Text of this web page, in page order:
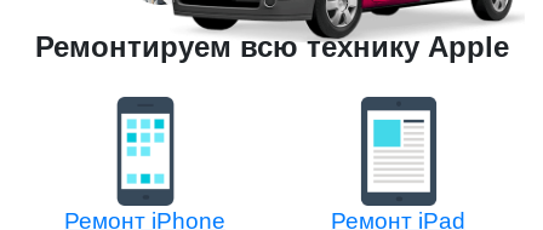
Ремонтируем всю технику Apple
Ремонт iPhone Ремонт iPad